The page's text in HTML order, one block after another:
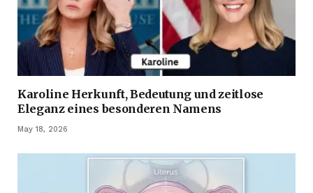
Karoline Herkunft, Bedeutung und zeitlose
Eleganz eines besonderen Namens
May 18, 2026